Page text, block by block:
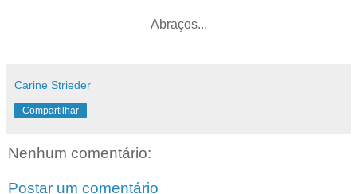
Abraços...
Carine Strieder
Compartilhar
Nenhum comentário:
Postar um comentário